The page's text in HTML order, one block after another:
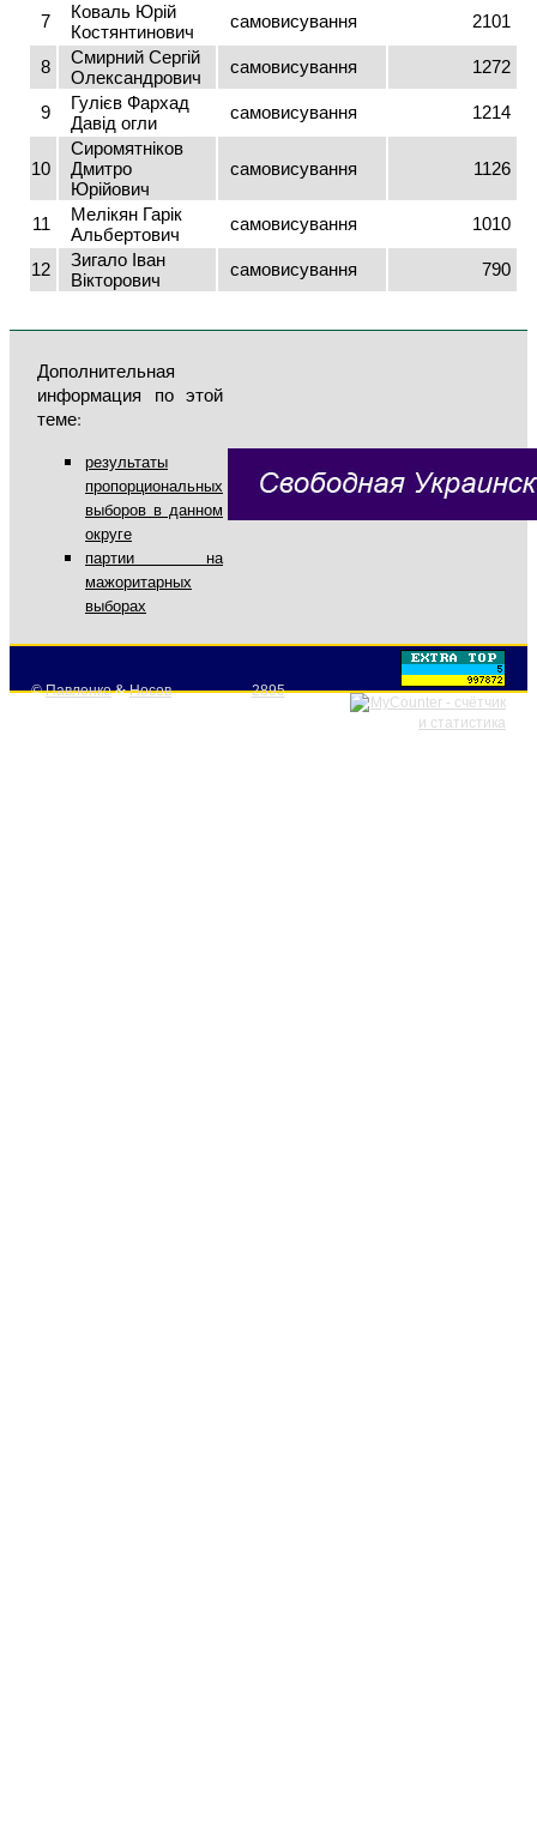
7
Коваль Юрій
Костянтинович
самовисування 2101
8
Смирний Сергій
Олександрович
самовисування 1272
9
Гулієв Фархад
Давід огли
самовисування 1214
10
Сиромятніков
Дмитро
Юрійович
самовисування 1126
11
Мелікян Гарік
Альбертович
самовисування 1010
12
Зигало Іван
Вікторович
самовисування 790
Дополнительная
информация по этой
теме:
результаты
пропорциональных
выборов в данном
округе
партии на
мажоритарных
выборах
©Павленко&Носов 2895